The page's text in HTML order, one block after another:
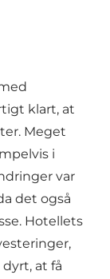
klart, at
Meget
i
var
det også
Hotellets
at få